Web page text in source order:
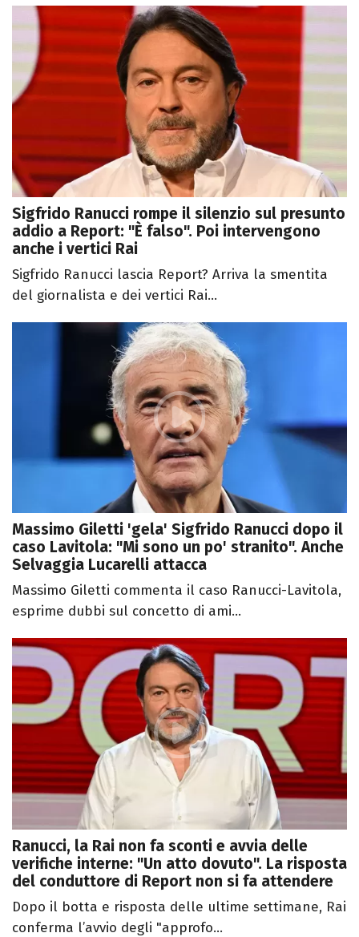
Sigfrido Ranucci rompe il silenzio sul presunto
addio a Report: "È falso". Poi intervengono
anche i vertici Rai
Sigfrido Ranucci lascia Report? Arriva la smentita
del giornalista e dei vertici Rai...
Massimo Giletti 'gela' Sigfrido Ranucci dopo il
caso Lavitola: "Mi sono un po' stranito". Anche
Selvaggia Lucarelli attacca
Massimo Giletti commenta il caso Ranucci-Lavitola,
esprime dubbi sul concetto di ami...
Ranucci, la Rai non fa sconti e avvia delle
verifiche interne: "Un atto dovuto". La risposta
del conduttore di Report non si fa attendere
Dopo il botta e risposta delle ultime settimane, Rai
conferma l’avvio degli "approfo...